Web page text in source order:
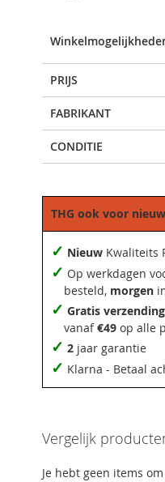
AAN
AAN
AAN
VERLANGLIJST
VOEG
AAN
PRIJS
FABRIKANT
CONDITIE
THG ook voor
✓ Nieuw Kwaliteits
✓ Op werkdagen
besteld, morgen
✓ Gratis verzending
vanaf€49 op alle
✓ 2 jaar garantie
✓ Klarna - Betaal
Vergelijk
Je hebt geen items